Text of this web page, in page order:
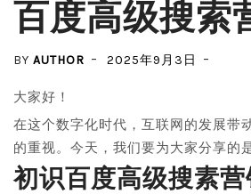
百度高级搜索
BY AUTHOR 2025年9月3日
大家好！
在这个数字化时代，互联网的发展带
的重视。今天，我们要为大家分享的
初识百度高级搜素营